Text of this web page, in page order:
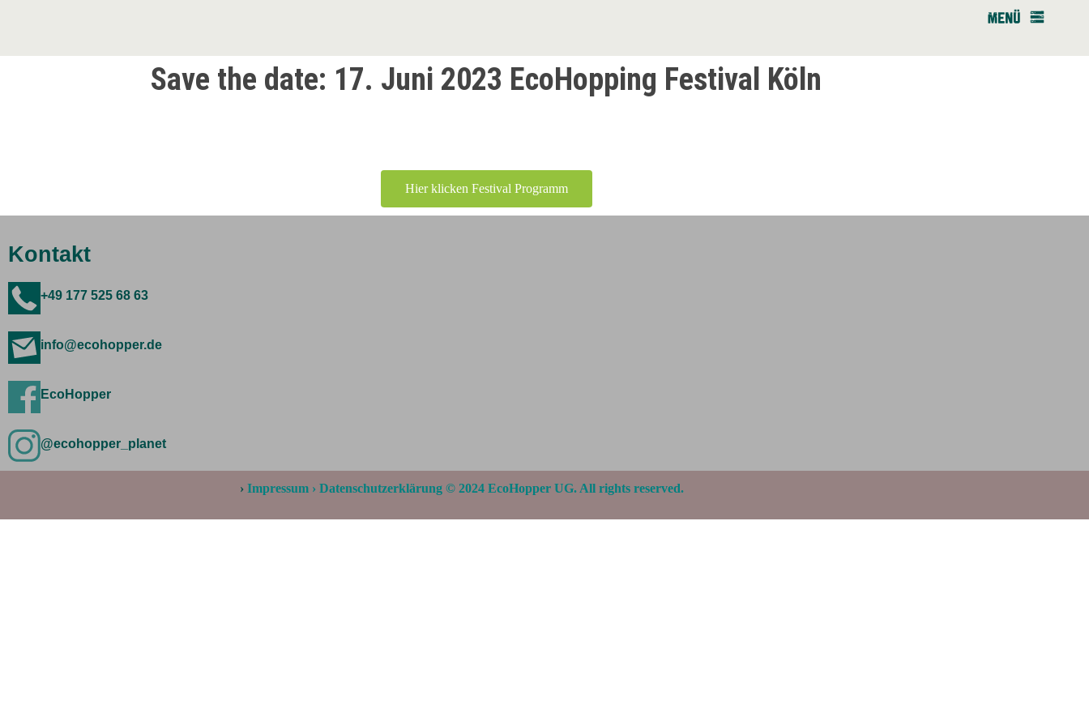
Save the date: 17. Juni 2023 EcoHopping Festival Köln
Hier klicken Festival Programm
Kontakt
+49 177 525 68 63
info@ecohopper.de
EcoHopper
@ecohopper_planet
›Impressum› Datenschutzerklärung © 2024 EcoHopper UG. All rights reserved.